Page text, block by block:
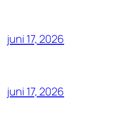
juni 17, 2026
juni 17, 2026